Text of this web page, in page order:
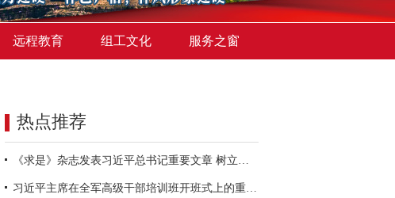
远程教育 组工文化 服务之窗
热点推荐
《求是》杂志发表习近平总书记重要文章 树立和践行正确政绩观
习近平主席在全军高级干部培训班开班式上的重要讲话引领全军开展思想整风、深化政治整训